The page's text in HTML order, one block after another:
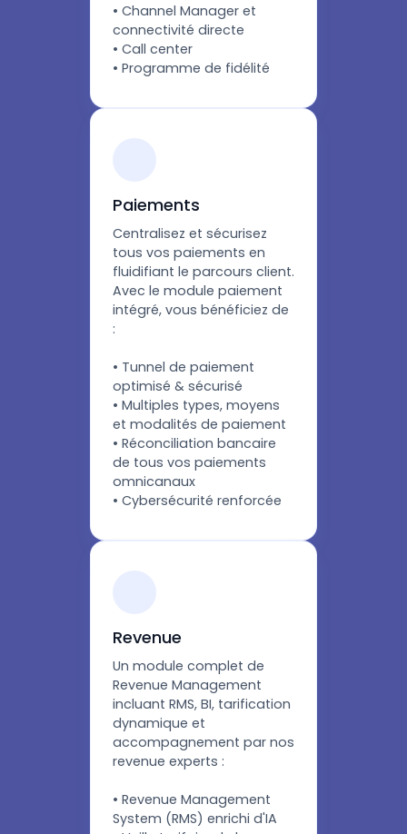
• Channel Manager et
connectivité directe
• Call center
• Programme de fidélité
Paiements
Centralisez et sécurisez
tous vos paiements en
fluidifiant le parcours client.
Avec le module paiement
intégré, vous bénéficiez de
:
• Tunnel de paiement
optimisé & sécurisé
• Multiples types, moyens
et modalités de paiement
• Réconciliation bancaire
de tous vos paiements
omnicanaux
• Cybersécurité renforcée
Revenue
Un module complet de
Revenue Management
incluant RMS, BI, tarification
dynamique et
accompagnement par nos
revenue experts :
• Revenue Management
System (RMS) enrichi d'IA